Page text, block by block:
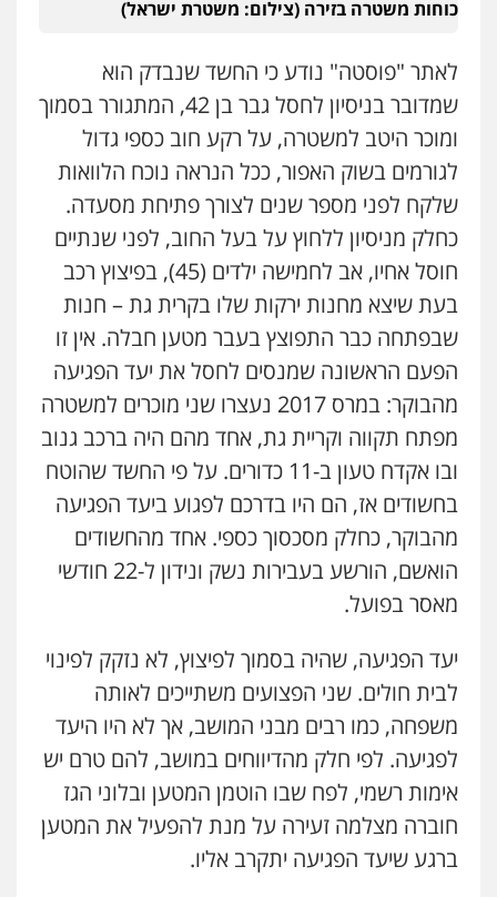
אסירים
אייל בן שושן, עורך דין פלילי
פלילי מעצרים וחקירות פשיעה חמורה
נוער רישום פלילי
0522763105
עו"ד שלומי שרון
פלילי צבאי מעצרים וחקירות
0547342002
עו"ד אלון קריטי
פלילי כלכלי אלימות סמים מעצרים
0525544654
עו"ד זוהר ארבל
פלילי פשיעה חמורה מעצרים וחקירות
קטינים
0538788878
כוחות משטרה בזירה (צילום: משטרת ישראל)
לאתר "פוסטה" נודע כי החשד שנבדק הוא
שמדובר בניסיון לחסל גבר בן 42, המתגורר בסמוך
ומוכר היטב למשטרה, על רקע חוב כספי גדול
לגורמים בשוק האפור, ככל הנראה נוכח הלוואות
שלקח לפני מספר שנים לצורך פתיחת מסעדה.
כחלק מניסיון ללחוץ על בעל החוב, לפני שנתיים
חוסל אחיו, אב לחמישה ילדים (45), בפיצוץ רכב
בעת שיצא מחנות ירקות שלו בקרית גת – חנות
שבפתחה כבר התפוצץ בעבר מטען חבלה. אין זו
הפעם הראשונה שמנסים לחסל את יעד הפגיעה
מהבוקר: במרס 2017 נעצרו שני מוכרים למשטרה
מפתח תקווה וקריית גת, אחד מהם היה ברכב גנוב
ובו אקדח טעון ב-11 כדורים. על פי החשד שהוטח
בחשודים אז, הם היו בדרכם לפגוע ביעד הפגיעה
מהבוקר, כחלק מסכסוך כספי. אחד מהחשודים
הואשם, הורשע בעבירות נשק ונידון ל-22 חודשי
מאסר בפועל.
יעד הפגיעה, שהיה בסמוך לפיצוץ, לא נזקק לפינוי
לבית חולים. שני הפצועים משתייכים לאותה
משפחה, כמו רבים מבני המושב, אך לא היו היעד
לפגיעה. לפי חלק מהדיווחים במושב, להם טרם יש
אימות רשמי, לפח שבו הוטמן המטען ובלוני הגז
חוברה מצלמה זעירה על מנת להפעיל את המטען
ברגע שיעד הפגיעה יתקרב אליו.